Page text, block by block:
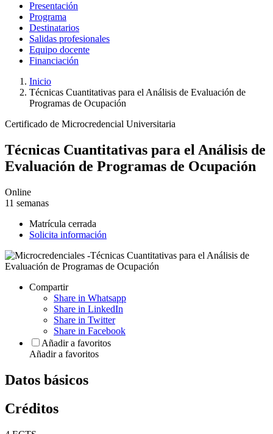
Presentación
Programa
Destinatarios
Salidas profesionales
Equipo docente
Financiación
Inicio
Técnicas Cuantitativas para el Análisis de Evaluación de
Programas de Ocupación
Certificado de Microcredencial Universitaria
Técnicas Cuantitativas para el Análisis de
Evaluación de Programas de Ocupación
Online
11 semanas
Matrícula cerrada
Solicita información
Compartir
Share in Whatsapp
Share in LinkedIn
Share in Twitter
Share in Facebook
Añadir a favoritos
Añadir a favoritos
Datos básicos
Créditos